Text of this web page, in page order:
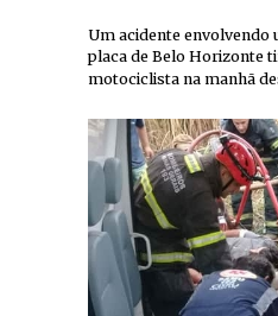
Um acidente envolvendo
placa de Belo Horizonte
motociclista na manhã